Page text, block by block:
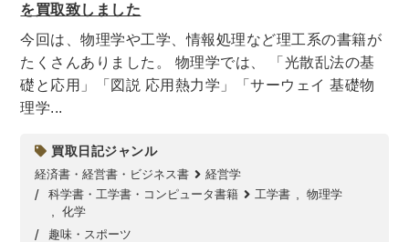
歯学書・歯科衛生士 看護学書
眼科学
精神医学書
臨床医学一般
薬学書
針灸・漢方
整形外科学
暮らし・趣味・実用書他
を買取致しました
今回は、物理学や工学、情報処理など理工系の書籍が
たくさんありました。 物理学では、 「光散乱法の基
礎と応用」「図説 応用熱力学」「サーウェイ 基礎物
理学...
買取日記ジャンル
経済書・経営書・ビジネス書
経営学
科学書・工学書・コンピュータ書籍
工学書
物理学
化学
趣味・スポーツ